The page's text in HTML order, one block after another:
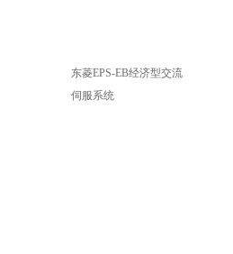
东菱EPS-EB经济型交流
伺服系统